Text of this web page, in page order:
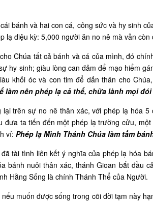
bánh và hai con cá, công sức và hy sinh
lạ diệu kỳ: 5,000 người ăn no nê mà vẫn
Chúa tất cả bánh và cá của mình, đó
hy sinh; giàu lòng can đảm để mạo hiểm
khối óc và con tim để dấn thân cho
làm nên phép lạ cả thể, chữa lành mọi
lại trên sự no nê thân xác, với phép lạ hóa
đưa ta tiến đến một phép lạ trường cửu,
ví: Phép lạ Mình Thánh Chúa làm tấm
tài tình liên kết ý nghĩa của phép lạ hóa
bánh nuôi thân xác, thánh Gioan bắt đầu
Hằng Sống là chính Thánh Thể của Người.
nếu muốn được sống trong cõi đời tạm này